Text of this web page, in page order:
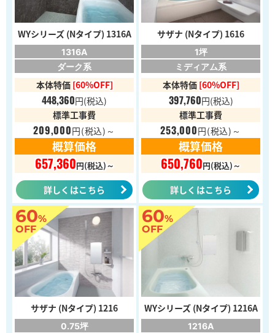
WYシリーズ (Nタイプ) 1316A
1316A
ダーク系
本体特価 [60%OFF]
448,360円(税込)
標準工事費
209,000円(税込)～
概算価格
657,360円(税込)～
詳しくはこちら
サザナ (Nタイプ) 1616
1坪
ミディアム系
本体特価 [60%OFF]
397,760円(税込)
標準工事費
253,000円(税込)～
概算価格
650,760円(税込)～
詳しくはこちら
60%
OFF
サザナ (Nタイプ) 1216
0.75坪
60%
OFF
WYシリーズ (Nタイプ) 1216A
1216A